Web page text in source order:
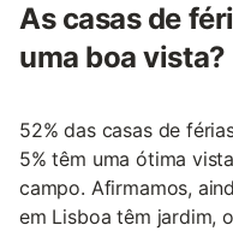
As casas de
uma boa vista?
52% das casas de
5% têm uma ótima
campo. Afirmamos,
em Lisboa têm jardim,